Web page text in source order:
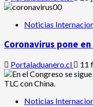
Noticias
Coronavirus pone
Portaladuanero.cl 11
Noticias